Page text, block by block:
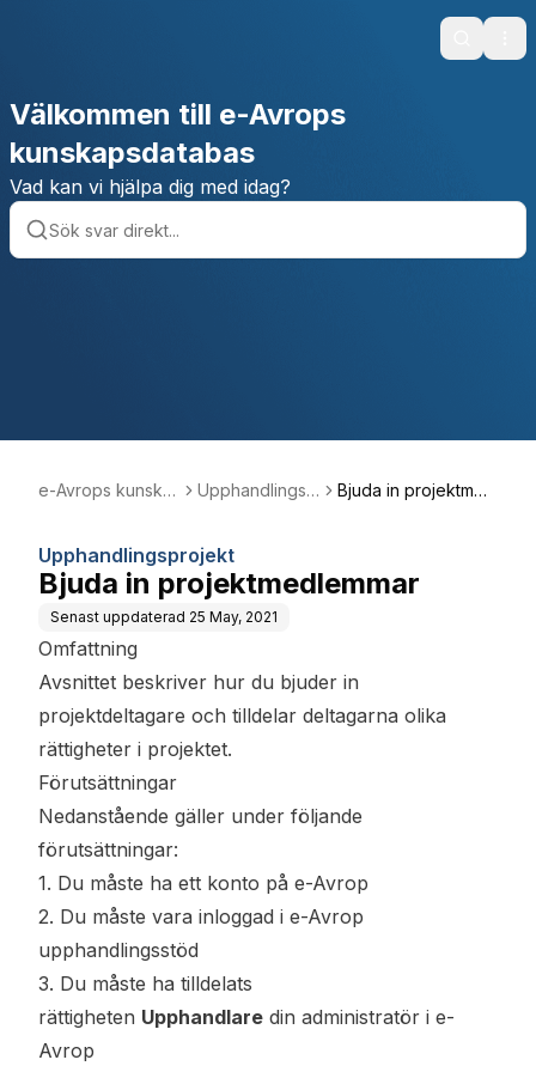
Search
Välkommen till e-Avrops
kunskapsdatabas
Vad kan vi hjälpa dig med idag?
e-Avrops kunska
Upphandlingsp
Bjuda in projektmed
Upphandlingsprojekt
Bjuda in projektmedlemmar
Senast uppdaterad 25 May, 2021
Omfattning
Avsnittet beskriver hur du bjuder in
projektdeltagare och tilldelar deltagarna olika
rättigheter i projektet.
Förutsättningar
Nedanstående gäller under följande
förutsättningar:
1. Du måste ha ett konto på e-Avrop
2. Du måste vara inloggad i e-Avrop
upphandlingsstöd
3. Du måste ha tilldelats
rättigheten Upphandlare din administratör i e-
Avrop